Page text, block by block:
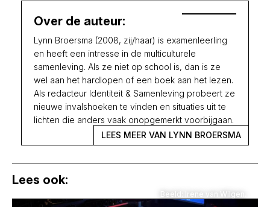
Over de auteur:
Lynn Broersma (2008, zij/haar) is examenleerling
en heeft een intresse in de multiculturele
samenleving. Als ze niet op school is, dan is ze
wel aan het hardlopen of een boek aan het lezen.
Als redacteur Identiteit & Samenleving probeert ze
nieuwe invalshoeken te vinden en situaties uit te
lichten die anders vaak onopgemerkt voorbijgaan.
LEES MEER VAN LYNN BROERSMA
Lees ook:
Beeld: Irene van Wilgen.